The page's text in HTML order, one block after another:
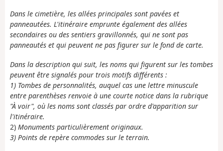
Dans le cimetière, les allées principales sont pavées et
panneautées. L'itinéraire emprunte également des allées
secondaires ou des sentiers gravillonnés, qui ne sont pas
panneautés et qui peuvent ne pas figurer sur le fond de carte.
Dans la description qui suit, les noms qui figurent sur les tombes
peuvent être signalés pour trois motifs différents :
1) Tombes de personnalités, auquel cas une lettre minuscule
entre parenthèses renvoie à une courte notice dans la rubrique
"À voir", où les noms sont classés par ordre d'apparition sur
l'itinéraire.
2) Monuments particulièrement originaux.
3) Points de repère commodes sur le terrain.